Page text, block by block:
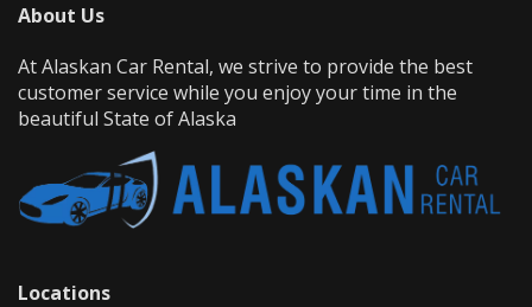
About Us
At Alaskan Car Rental, we strive to provide the best
customer service while you enjoy your time in the
beautiful State of Alaska
Locations